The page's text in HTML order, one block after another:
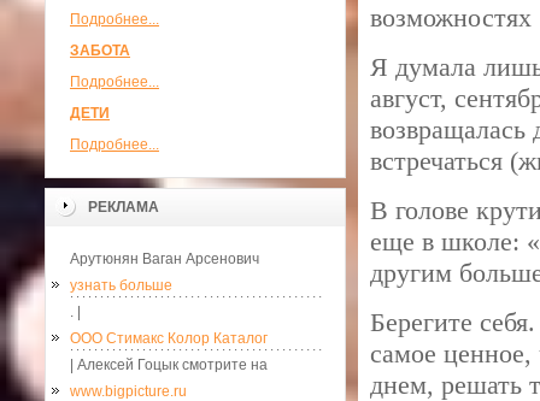
Подробнее...
ЗАБОТА
Подробнее...
ДЕТИ
Подробнее...
РЕКЛАМА
Арутюнян Ваган Арсенович
узнать больше
. |
ООО Стимакс Колор Каталог
| Алексей Гоцык смотрите на
www.bigpicture.ru
возможностях
Я думала
август,
встречаться
В голове
еще в школе:
другим
Берегите
самое
днем, решать